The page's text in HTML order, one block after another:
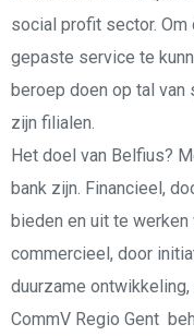
social profit sector.
gepaste service te
beroep doen op tal
zijn filialen.
Het doel van Belfius?
bank zijn. Financieel,
bieden en uit te
commercieel, door
duurzame
CommV Regio Gent